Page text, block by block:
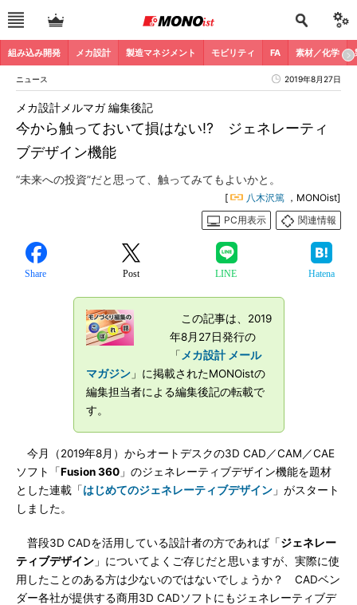
組み込み開発 メカ設計 製造マネジメント モビリティ FA 素材／化学
ニュース 2019年8月27日
今から触っておいて損はない!? ジェネレーティ
ブデザイン機能
メカ設計メルマガ 編集後記
“未来への投資”だと思って、触ってみてもよいかと。
[ 八木沢篤 ，MONOist]
PC用表示
関連情報
Share Post LINE Hatena
この記事は、2019
年8月27日発行の
「 メカ設計 メール
マガジン」に掲載されたMONOistの
編集担当者による編集後記の転載で
す。
今月（2019年8月）からオートデスクの3D CAD／CAM／CAE
ソフト「Fusion 360 」のジェネレーティブデザイン機能を題材
とした連載「はじめてのジェネレーティブデザイン 」がスタート
しました。
普段3D CADを活用している設計者の方であれば「ジェネレー
ティブデザイン 」についてよくご存じだと思いますが、実際に使
用したことのある方は少ないのではないでしょうか？ CADベン
ダー各社が提供する商用3D CADソフトにもジェネレーティブデ